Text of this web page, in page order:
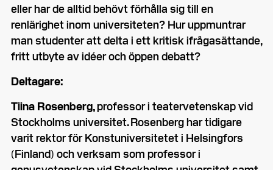
eller har de alltid behövt förhålla sig till en
renlärighet inom universiteten? Hur uppmuntrar
man studenter att delta i ett kritisk ifrågasättande,
fritt utbyte av idéer och öppen debatt?
Deltagare:
Tiina Rosenberg,professor i teatervetenskap vid
Stockholms universitet. Rosenberg har tidigare
varit rektor för Konstuniversitetet i Helsingfors
(Finland) och verksam som professor i